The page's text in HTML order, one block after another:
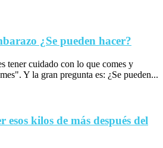
¿Se pueden hacer?
tener cuidado con lo que comes y
Y la gran pregunta es: ¿Se pueden...
esos kilos de más después del